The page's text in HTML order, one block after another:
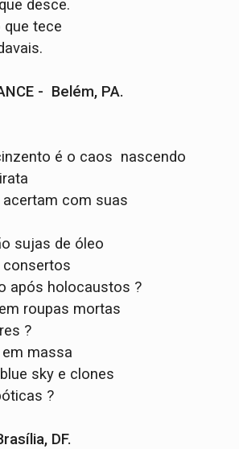
desce.
tece
- Belém, PA.
é o caos nascendo
com suas
sujas de óleo
após holocaustos ?
roupas mortas
?
massa
sky e clones
?
DF.